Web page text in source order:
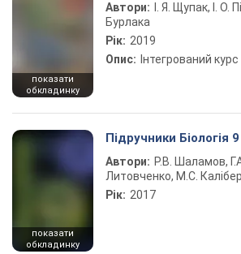
показати
обкладинку
Автори:
І. Я. Щупак, І. О.
Бурлака
Рік: 2019
Опис: Інтегрований курс
показати
обкладинку
Підручники Біологія
Автори: Р.В. Шаламов,
Литовченко, М.С.
Рік: 2017